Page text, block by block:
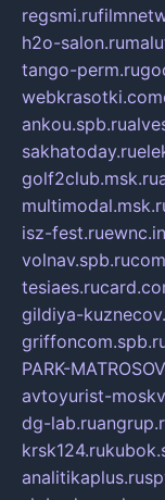
regsmi.ru
h2o-salon.ru
tango-perm.ru
webkrasotki.com
ankou.spb.ru
sakhatoday.ru
golf2club.msk.ru
isz-fest.ru
volnav.spb.ru
tesiaes.ru
gildiya-
PARK-
avtoyurist-
dg-lab.ru
krsk124.ru
analitikaplus.ru